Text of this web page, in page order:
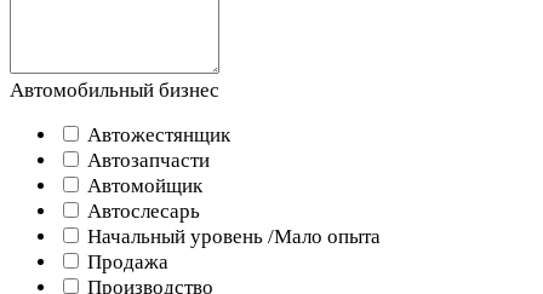
Автомобильный бизнес
Автожестянщик
Автозапчасти
Автомойщик
Автослесарь
Начальный уровень /Мало опыта
Продажа
Производство